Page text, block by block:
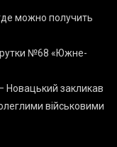
можно получить
№68 «Южне-
Новацький закликав
військовими